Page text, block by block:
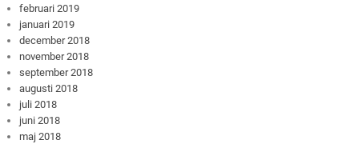
februari 2019
januari 2019
december 2018
november 2018
september 2018
augusti 2018
juli 2018
juni 2018
maj 2018